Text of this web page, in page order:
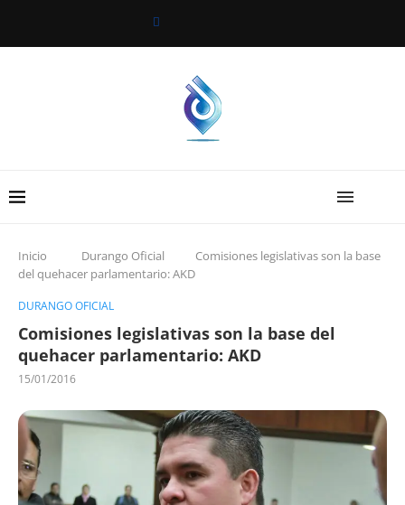
Inicio Durango Oficial
Comisiones legislativas son la base
del quehacer parlamentario: AKD
DURANGO OFICIAL
Comisiones legislativas son la base del
quehacer parlamentario: AKD
15/01/2016